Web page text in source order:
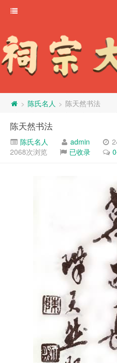
> 陈氏名人 > 陈天然书法
陈天然书法
陈氏名人 admin
2068次浏览
已收录